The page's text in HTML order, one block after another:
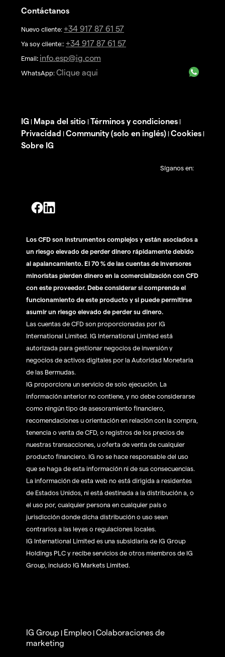
Contáctanos
Nuevo cliente: +34 917 87 61 57
Ya soy cliente:: +34 917 87 61 57
Email: info.esp@ig.com
WhatsApp: Clique aqui
IG | Mapa del sitio | Términos y condiciones |
Privacidad | Community (solo en inglés) | Cookies |
Sobre IG
Síganos en:
Los CFD son instrumentos complejos y están asociados a
un riesgo elevado de perder dinero rápidamente debido
al apalancamiento. El 70 % de las cuentas de inversores
minoristas pierden dinero en la comercialización con CFD
con este proveedor. Debe considerar si comprende el
funcionamiento de este producto y si puede permitirse
asumir un riesgo elevado de perder su dinero.
Las cuentas de CFD son proporcionadas por IG
International Limited. IG International Limited está
autorizada para gestionar negocios de inversión y
negocios de activos digitales por la Autoridad Monetaria
de las Bermudas.
IG proporciona un servicio de solo ejecución. La
información anterior no contiene, y no debe considerarse
como ningún tipo de asesoramiento financiero,
recomendaciones u orientación en relación con la compra,
tenencia o venta de CFD, o registros de los precios de
nuestras transacciones, u oferta de venta de cualquier
producto financiero. IG no se hace responsable del uso
que se haga de esta información ni de sus consecuencias.
La información de esta web no está dirigida a residentes
de Estados Unidos, ni está destinada a la distribución a, o
el uso por, cualquier persona en cualquier país o
jurisdicción donde dicha distribución o uso sean
contrarios a las leyes o regulaciones locales.
IG International Limited es una subsidiaria de IG Group
Holdings PLC y recibe servicios de otros miembros de IG
Group, incluido IG Markets Limited.
IG Group | Empleo |Colaboraciones de
marketing